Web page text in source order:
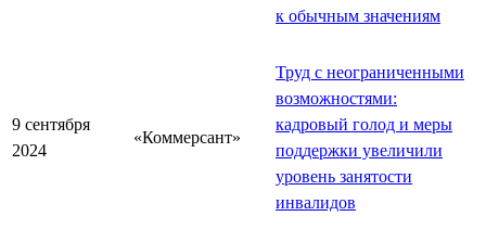
к обычным значениям
9 сентября
2024
«Коммерсант»
Труд с неограниченными
возможностями:
кадровый голод и меры
поддержки увеличили
уровень занятости
инвалидов